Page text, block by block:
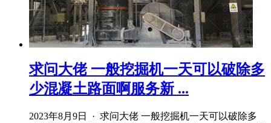
求问大佬 一般挖掘机一天可以破除多
少混凝土路面啊服务新 ...
2023年8月9日 · 求问大佬 一般挖掘机一天可以破除多